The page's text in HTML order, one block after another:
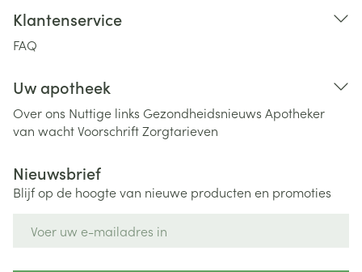
Klantenservice
FAQ
Uw apotheek
Over ons Nuttige links Gezondheidsnieuws Apotheker
van wachtVoorschriftZorgtarieven
Nieuwsbrief
Blijf op de hoogte van nieuwe producten en promoties